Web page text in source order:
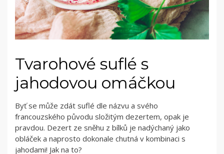
Tvarohové suflé s
jahodovou omáčkou
Byť se může zdát suflé dle názvu a svého
francouzského původu složitým dezertem, opak je
pravdou. Dezert ze sněhu z bílků je nadýchaný jako
obláček a naprosto dokonale chutná v kombinaci s
jahodami! Jak na to?